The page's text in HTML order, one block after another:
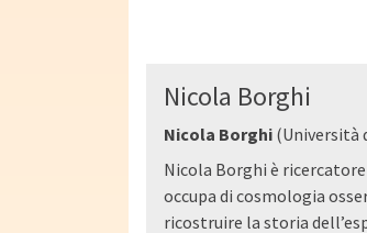
Nicola Borghi
Nicola Borghi (Università
Nicola Borghi è
occupa di cosmologia
ricostruire la storia